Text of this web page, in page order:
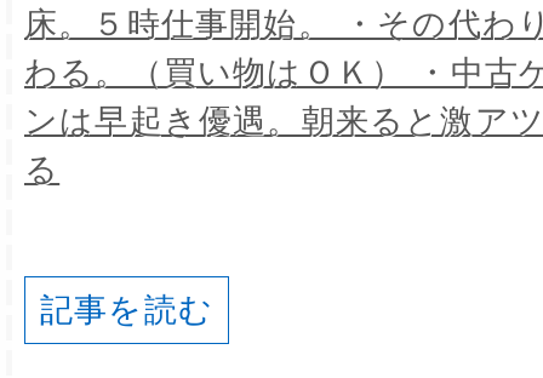
床。５時仕事開始。 ・その代わ
わる。（買い物はＯＫ） ・中古
ンは早起き優遇。朝来ると激ア
る
記事を読む